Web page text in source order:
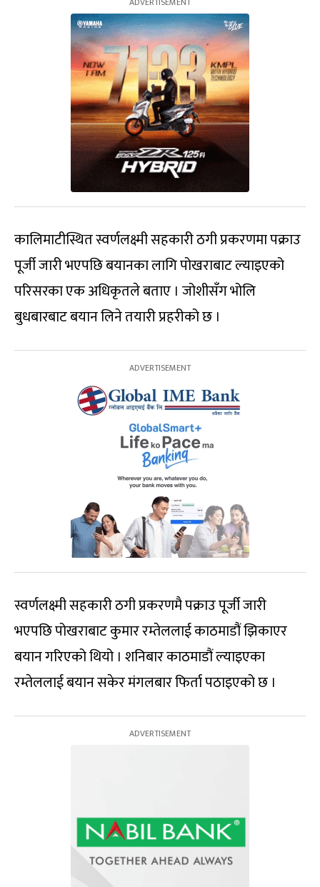
कालिमाटीस्थित स्वर्णलक्ष्मी सहकारी ठगी प्रकरणमा पक्राउ
पूर्जी जारी भएपछि बयानका लागि पोखराबाट ल्याइएको
परिसरका एक अधिकृतले बताए । जोशीसँग भोलि
बुधबारबाट बयान लिने तयारी प्रहरीको छ ।
स्वर्णलक्ष्मी सहकारी ठगी प्रकरणमै पक्राउ पूर्जी जारी
भएपछि पोखराबाट कुमार रम्तेललाई काठमाडौं झिकाएर
बयान गरिएको थियो । शनिबार काठमाडौं ल्याइएका
रम्तेललाई बयान सकेर मंगलबार फिर्ता पठाइएको छ ।